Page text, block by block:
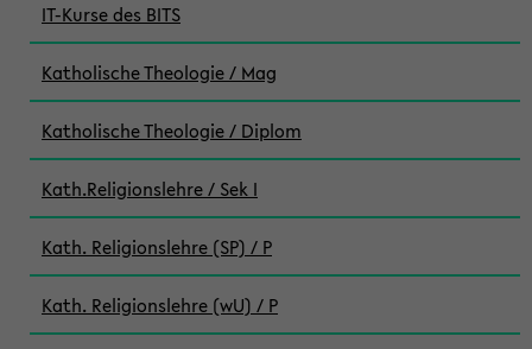
IT-Kurse des BITS
Katholische Theologie / Mag
Katholische Theologie / Diplom
Kath.Religionslehre / Sek I
Kath. Religionslehre (SP) / P
Kath. Religionslehre (wU) / P